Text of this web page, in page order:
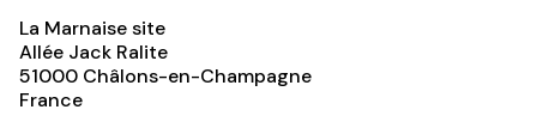
La Marnaise site
Allée Jack Ralite
51000 Châlons-en-Champagne
France